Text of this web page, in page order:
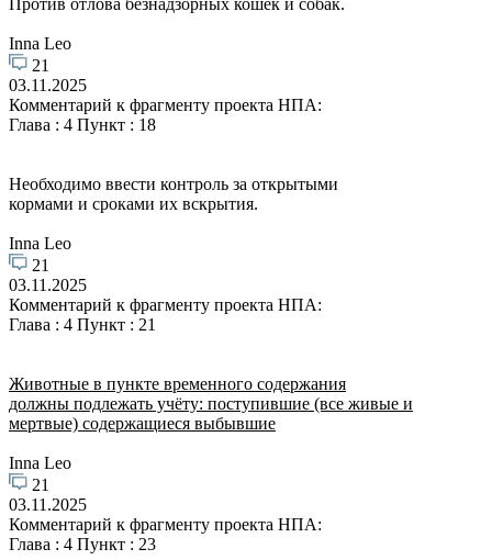
Inna Leo
21
03.11.2025
Комментарий к фрагменту проекта НПА:
Глава : 4 Пункт : 18
Необходимо ввести контроль за открытыми
кормами и сроками их вскрытия.
Inna Leo
21
03.11.2025
Комментарий к фрагменту проекта НПА:
Глава : 4 Пункт : 21
Животные в пункте временного содержания
должны подлежать учёту: поступившие (все живые и
мертвые) содержащиеся выбывшие
Inna Leo
21
03.11.2025
Комментарий к фрагменту проекта НПА:
Глава : 4 Пункт : 23